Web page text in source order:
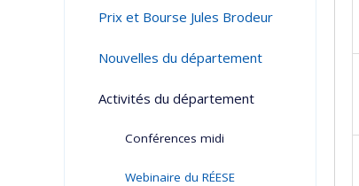
Prix et Bourse Jules Brodeur
Nouvelles du département
Activités du département
Conférences midi
Webinaire du RÉESE